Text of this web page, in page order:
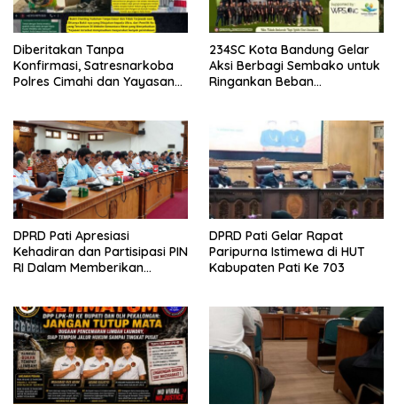
Diberitakan Tanpa
Konfirmasi, Satresnarkoba
Polres Cimahi dan Yayasan
234SC Kota Bandung Gelar
Aksi Berbagi Sembako untuk
Ringankan Beban
DPRD Pati Apresiasi
Kehadiran dan Partisipasi PIN
RI Dalam Memberikan
DPRD Pati Gelar Rapat
Paripurna Istimewa di HUT
Kabupaten Pati Ke 703